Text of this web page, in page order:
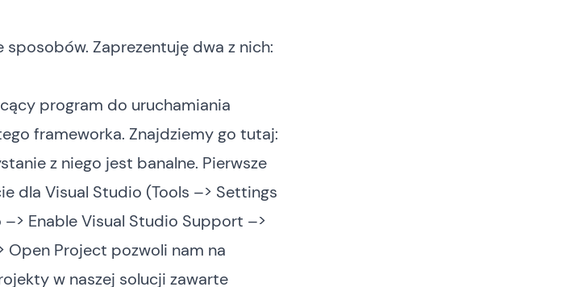
Zaprezentuję dwa z nich:
program do uruchamiania
frameworka. Znajdziemy go tutaj:
z niego jest banalne. Pierwsze
dla Visual Studio (Tools –> Settings
Enable Visual Studio Support –>
Open Project pozwoli nam na
w naszej solucji zawarte